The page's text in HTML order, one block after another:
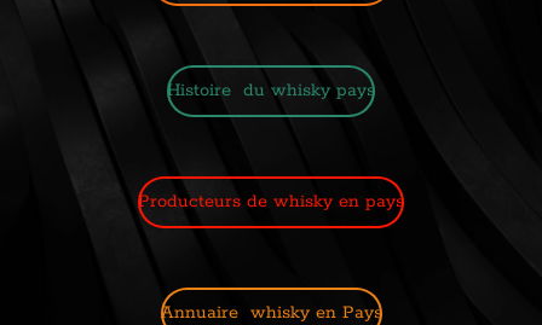
Histoire du whisky pays
Producteurs de whisky en pays
Annuaire whisky en Pays